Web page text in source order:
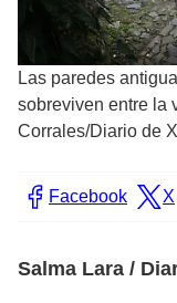
Las paredes
sobreviven entre la
Corrales/Diario de
Facebook X
Salma Lara /